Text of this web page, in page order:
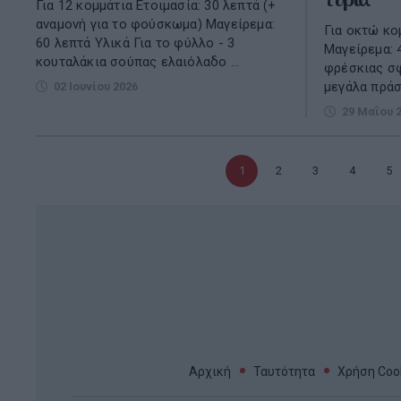
Για 12 κομμάτια Ετοιμασία: 30 λεπτά (+
αναμονή για το φούσκωμα) Μαγείρεμα:
60 λεπτά Υλικά Για το φύλλο - 3
κουταλάκια σούπας ελαιόλαδο ...
02 Ιουνίου 2026
Για οκτώ
Μαγείρεμα:
φρέσκιας
μεγάλα
29 Μαΐου
Τρέχουσα
1 Σελίδα
2 Σελίδα
3 Σελίδα
4 5
Αρχική Ταυτότητα Χρήση